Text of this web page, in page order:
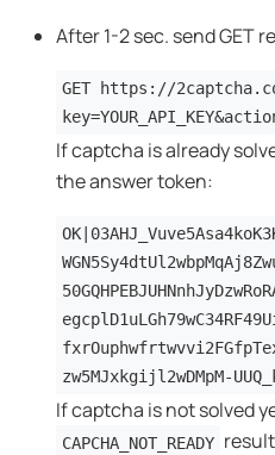
After 1-2 sec. send GET
GET https://
If captcha is already
the answer token:
zw5MJxkgijl2wDMpM-
If captcha is not solved
CAPCHA_NOT_READY